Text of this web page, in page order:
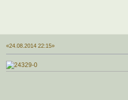
«24.08.2014 22:15»